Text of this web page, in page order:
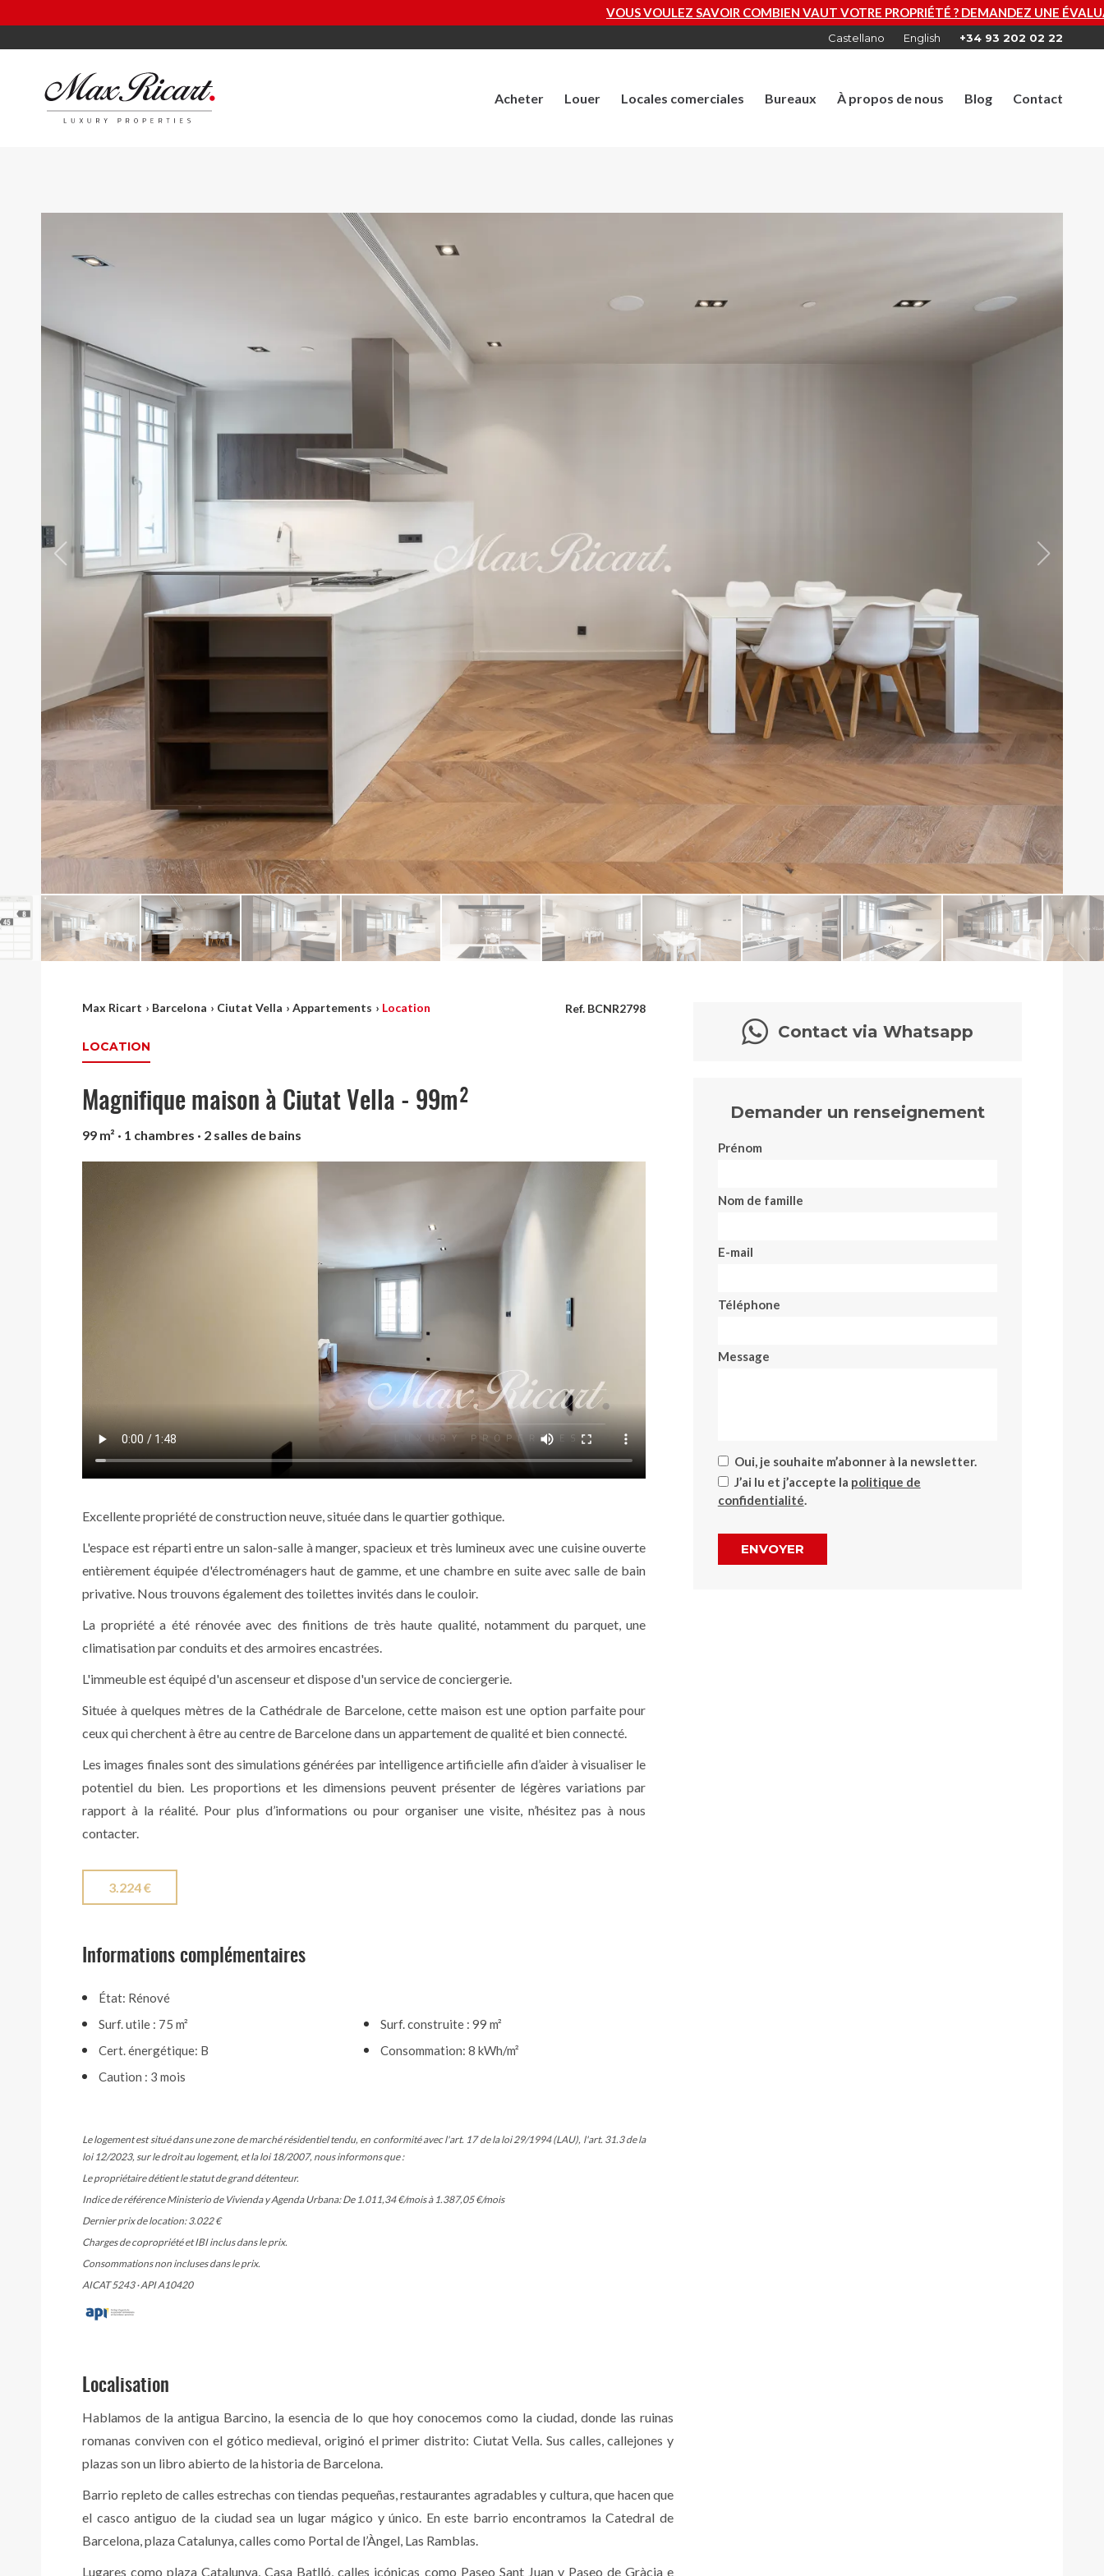
VOUS VOULEZ SAVOIR COMBIEN VAUT VOTRE PROPRIÉTÉ ? DEMANDEZ UNE ÉVALUATION GRATUITE
Castellano English +34 93 202 02 22
Acheter Louer Locales comerciales Bureaux À propos de nous Blog Contact
Max Ricart › Barcelona › Ciutat Vella › Appartements › Location Ref. BCNR2798
LOCATION
Magnifique maison à Ciutat Vella - 99m²
99 m² · 1 chambres · 2 salles de bains
Excellente propriété de construction neuve, située dans le quartier gothique.
L'espace est réparti entre un salon-salle à manger, spacieux et très lumineux avec une cuisine ouverte
entièrement équipée d'électroménagers haut de gamme, et une chambre en suite avec salle de bain
privative. Nous trouvons également des toilettes invités dans le couloir.
La propriété a été rénovée avec des finitions de très haute qualité, notamment du parquet, une
climatisation par conduits et des armoires encastrées.
L'immeuble est équipé d'un ascenseur et dispose d'un service de conciergerie.
Située à quelques mètres de la Cathédrale de Barcelone, cette maison est une option parfaite pour
ceux qui cherchent à être au centre de Barcelone dans un appartement de qualité et bien connecté.
Les images finales sont des simulations générées par intelligence artificielle afin d’aider à visualiser le
potentiel du bien. Les proportions et les dimensions peuvent présenter de légères variations par
rapport à la réalité. Pour plus d’informations ou pour organiser une visite, n’hésitez pas à nous
contacter.
3.224 €
Informations complémentaires
État: Rénové
Surf. utile : 75 m²
Surf. construite : 99 m²
Cert. énergétique: B
Consommation: 8 kWh/m²
Caution : 3 mois
Le logement est situé dans une zone de marché résidentiel tendu, en conformité avec l'art. 17 de la loi 29/1994 (LAU), l'art. 31.3 de la
loi 12/2023, sur le droit au logement, et la loi 18/2007, nous informons que :
Le propriétaire détient le statut de grand détenteur.
Indice de référence Ministerio de Vivienda y Agenda Urbana: De 1.011,34 €/mois à 1.387,05 €/mois
Dernier prix de location: 3.022 €
Charges de copropriété et IBI inclus dans le prix.
Consommations non incluses dans le prix.
AICAT 5243 · API A10420
Contact via Whatsapp
Demander un renseignement
Prénom
Nom de famille
E-mail
Téléphone
Message
Oui, je souhaite m’abonner à la newsletter.
J’ai lu et j’accepte la politique de
confidentialité.
ENVOYER
Localisation
Hablamos de la antigua Barcino, la esencia de lo que hoy conocemos como la ciudad, donde las ruinas
romanas conviven con el gótico medieval, originó el primer distrito: Ciutat Vella. Sus calles, callejones y
plazas son un libro abierto de la historia de Barcelona.
Barrio repleto de calles estrechas con tiendas pequeñas, restaurantes agradables y cultura, que hacen que
el casco antiguo de la ciudad sea un lugar mágico y único. En este barrio encontramos la Catedral de
Barcelona, plaza Catalunya, calles como Portal de l’Àngel, Las Ramblas.
Lugares como plaza Catalunya, Casa Batlló, calles icónicas como Paseo Sant Juan y Paseo de Gràcia e